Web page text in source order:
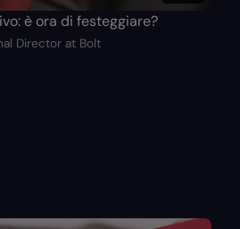
è ora di festeggiare?
Director at Bolt